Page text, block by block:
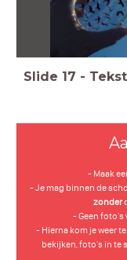
Slide 17 -
- Maak
- Je mag binnen de
zonder
- Geen foto's
- Hierna kom je weer
bekijken, foto's in te